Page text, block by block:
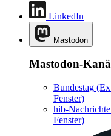
LinkedIn
Mastodon
Mastodon-
Bundestag
Fenster)
hib-
Fenster)